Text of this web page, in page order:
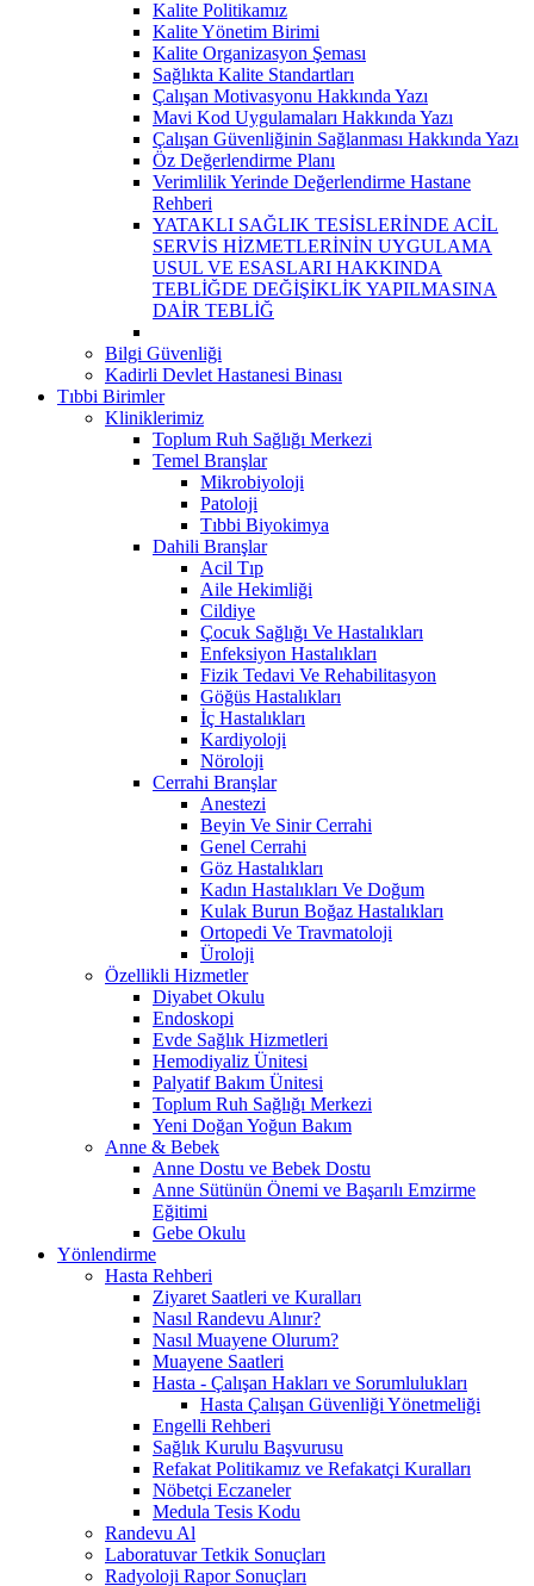
Kalite Politikamız
Kalite Yönetim Birimi
Kalite Organizasyon Şeması
Sağlıkta Kalite Standartları
Çalışan Motivasyonu Hakkında Yazı
Mavi Kod Uygulamaları Hakkında Yazı
Çalışan Güvenliğinin Sağlanması Hakkında Yazı
Öz Değerlendirme Planı
Verimlilik Yerinde Değerlendirme Hastane
Rehberi
YATAKLI SAĞLIK TESİSLERİNDE ACİL
SERVİS HİZMETLERİNİN UYGULAMA
USUL VE ESASLARI HAKKINDA
TEBLİĞDE DEĞİŞİKLİK YAPILMASINA
DAİR TEBLİĞ
Bilgi Güvenliği
Kadirli Devlet Hastanesi Binası
Tıbbi Birimler
Kliniklerimiz
Toplum Ruh Sağlığı Merkezi
Temel Branşlar
Mikrobiyoloji
Patoloji
Tıbbi Biyokimya
Dahili Branşlar
Acil Tıp
Aile Hekimliği
Cildiye
Çocuk Sağlığı Ve Hastalıkları
Enfeksiyon Hastalıkları
Fizik Tedavi Ve Rehabilitasyon
Göğüs Hastalıkları
İç Hastalıkları
Kardiyoloji
Nöroloji
Cerrahi Branşlar
Anestezi
Beyin Ve Sinir Cerrahi
Genel Cerrahi
Göz Hastalıkları
Kadın Hastalıkları Ve Doğum
Kulak Burun Boğaz Hastalıkları
Ortopedi Ve Travmatoloji
Üroloji
Özellikli Hizmetler
Diyabet Okulu
Endoskopi
Evde Sağlık Hizmetleri
Hemodiyaliz Ünitesi
Palyatif Bakım Ünitesi
Toplum Ruh Sağlığı Merkezi
Yeni Doğan Yoğun Bakım
Anne & Bebek
Anne Dostu ve Bebek Dostu
Anne Sütünün Önemi ve Başarılı Emzirme
Eğitimi
Gebe Okulu
Yönlendirme
Hasta Rehberi
Ziyaret Saatleri ve Kuralları
Nasıl Randevu Alınır?
Nasıl Muayene Olurum?
Muayene Saatleri
Hasta - Çalışan Hakları ve Sorumlulukları
Hasta Çalışan Güvenliği Yönetmeliği
Engelli Rehberi
Sağlık Kurulu Başvurusu
Refakat Politikamız ve Refakatçi Kuralları
Nöbetçi Eczaneler
Medula Tesis Kodu
Randevu Al
Laboratuvar Tetkik Sonuçları
Radyoloji Rapor Sonuçları